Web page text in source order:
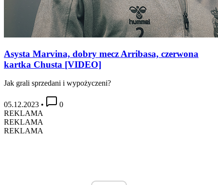
Asysta Marvina, dobry mecz Arribasa, czerwona
kartka Chusta [VIDEO]
Jak grali sprzedani i wypożyczeni?
05.12.2023 •
0
REKLAMA
REKLAMA
REKLAMA